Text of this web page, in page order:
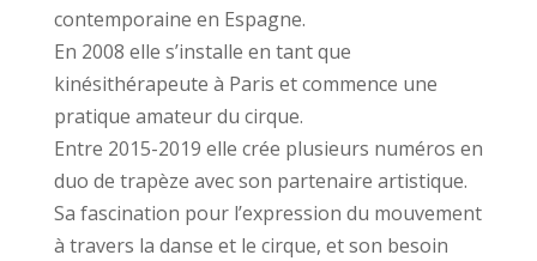
contemporaine en Espagne.
En 2008 elle s’installe en tant que
kinésithérapeute à Paris et commence une
pratique amateur du cirque.
Entre 2015-2019 elle crée plusieurs numéros en
duo de trapèze avec son partenaire artistique.
Sa fascination pour l’expression du mouvement
à travers la danse et le cirque, et son besoin